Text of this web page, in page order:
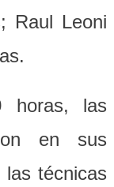
Raul Leoni
horas, las
n en sus
las técnicas